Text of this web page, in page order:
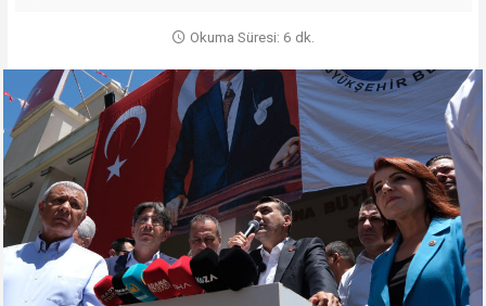
Okuma Süresi: 6 dk.